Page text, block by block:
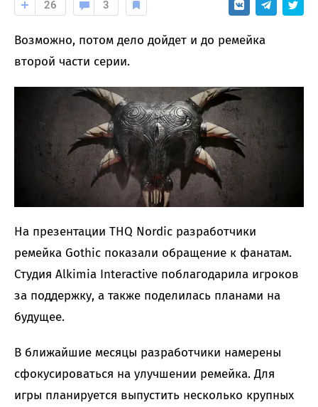
26 3
Возможно, потом дело дойдет и до ремейка
второй части серии.
На презентации THQ Nordic разработчики
ремейка Gothic показали обращение к фанатам.
Студия Alkimia Interactive поблагодарила игроков
за поддержку, а также поделилась планами на
будущее.
В ближайшие месяцы разработчики намерены
сфокусироваться на улучшении ремейка. Для
игры планируется выпустить несколько крупных